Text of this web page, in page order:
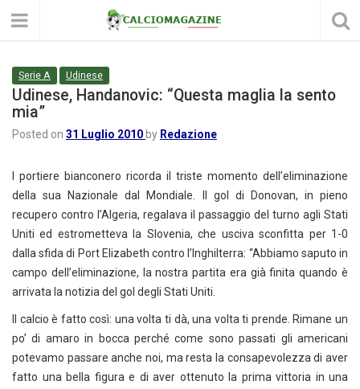
Serie A Udinese
Udinese, Handanovic: “Questa maglia la sento
mia”
Posted on 31 Luglio 2010 by Redazione
l portiere bianconero ricorda il triste momento dell’eliminazione
della sua Nazionale dal Mondiale. Il gol di Donovan, in pieno
recupero contro l’Algeria, regalava il passaggio del turno agli Stati
Uniti ed estrometteva la Slovenia, che usciva sconfitta per 1-0
dalla sfida di Port Elizabeth contro l’Inghilterra: “Abbiamo saputo in
campo dell’eliminazione, la nostra partita era già finita quando è
arrivata la notizia del gol degli Stati Uniti.
Il calcio è fatto così: una volta ti dà, una volta ti prende. Rimane un
po’ di amaro in bocca perché come sono passati gli americani
potevamo passare anche noi, ma resta la consapevolezza di aver
fatto una bella figura e di aver ottenuto la prima vittoria in una